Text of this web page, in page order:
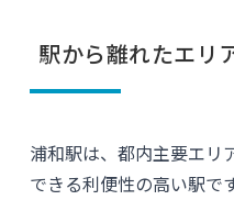
駅から離れたエリ
浦和駅は、都内主要エリ
できる利便性の高い駅です